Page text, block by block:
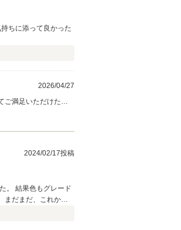
ちに添って良かった
2026/04/27
2024/02/17投稿
。 結果色もグレード
まだまだ、これから